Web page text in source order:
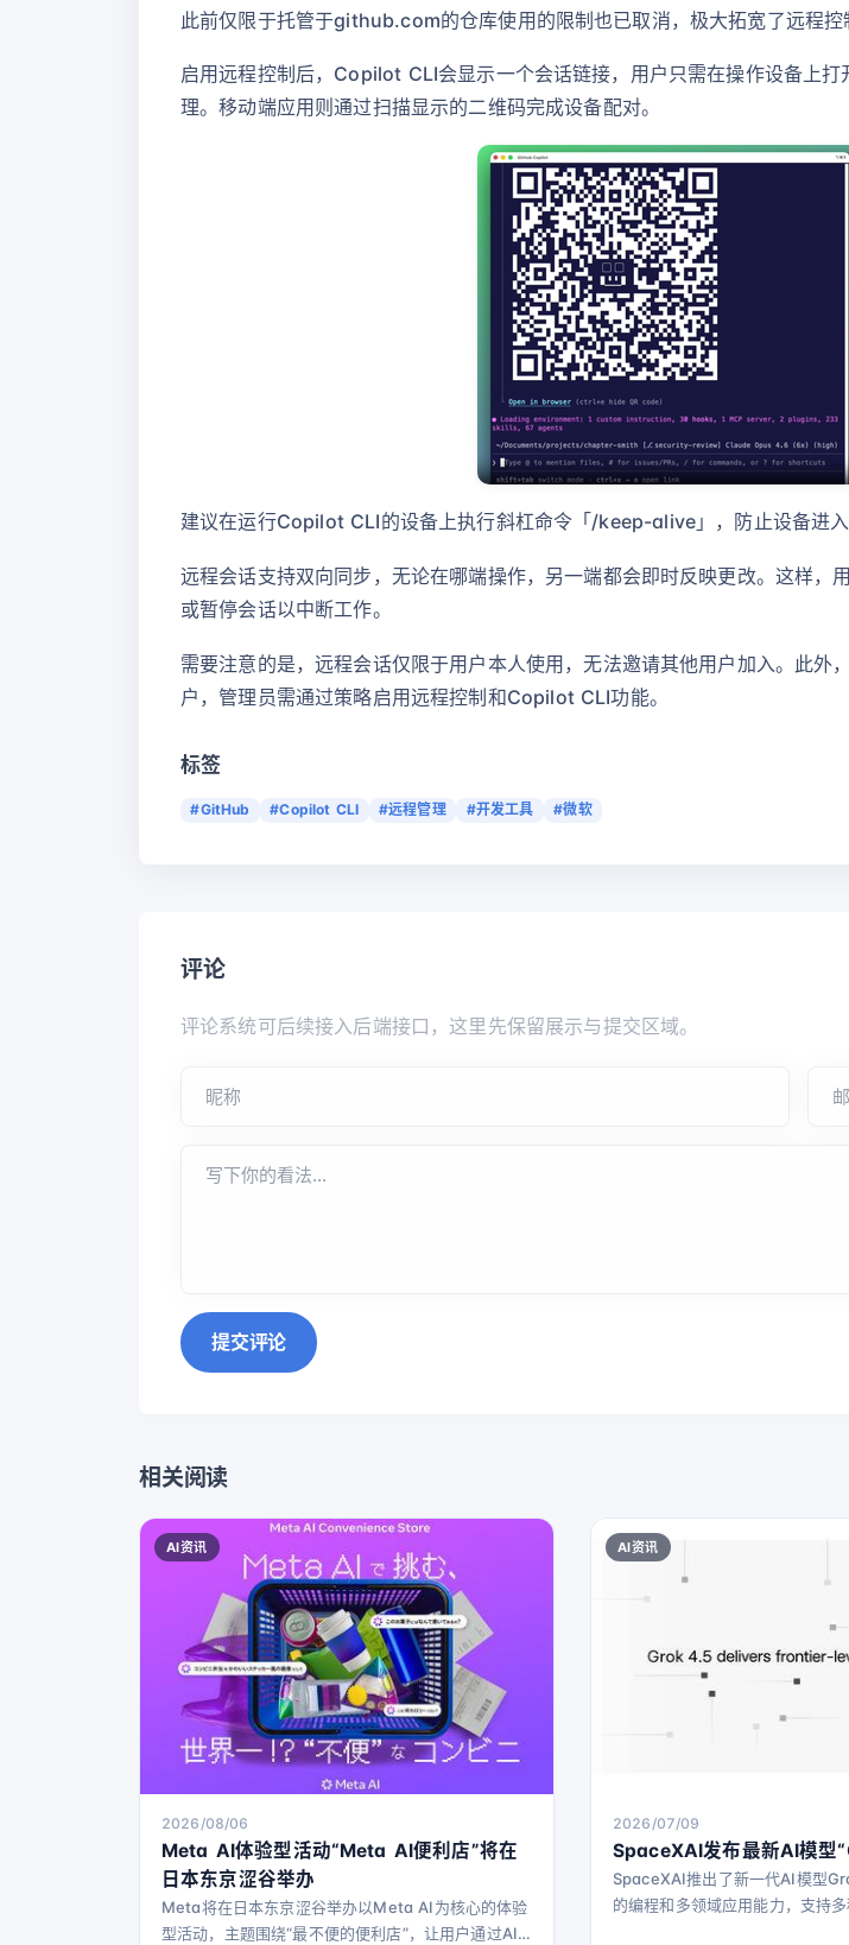
此前仅限于托管于github.com的仓库使用的限制也已取消，极大拓宽了远程控
启用远程控制后，Copilot CLI会显示一个会话链接，用户只需在操作设备上
理。移动端应用则通过扫描显示的二维码完成设备配对。
建议在运行Copilot CLI的设备上执行斜杠命令「/keep-alive」，防止设备进入
远程会话支持双向同步，无论在哪端操作，另一端都会即时反映更改。这样，
或暂停会话以中断工作。
需要注意的是，远程会话仅限于用户本人使用，无法邀请其他用户加入。此
户，管理员需通过策略启用远程控制和Copilot CLI功能。
标签
#GitHub #Copilot CLI #远程管理 #开发工具 #微软
评论
评论系统可后续接入后端接口，这里先保留展示与提交区域。
提交评论
相关阅读
AI资讯
2026/08/06
Meta AI体验型活动“Meta AI便利店”将在
日本东京涩谷举办
Meta将在日本东京涩谷举办以Meta AI为核心的体验
型活动，主题围绕“最不便的便利店”，让用户通过AI
AI资讯
2026/07/09
SpaceXAI发布最新AI模型
SpaceXAI推出了新一代AI模型
的编程和多领域应用能力，支持多